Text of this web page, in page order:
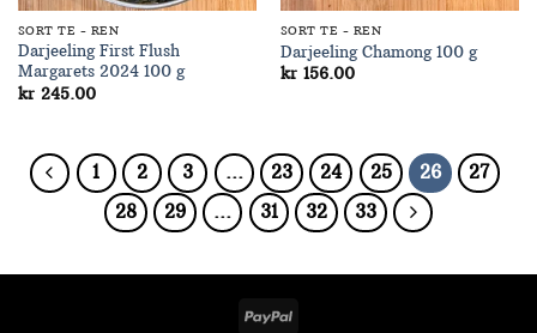
SORT TE - REN
Darjeeling First Flush
Margarets 2024 100 g
kr245.00
SORT TE - REN
Darjeeling Chamong 100 g
kr156.00
1 2 3 … 23 24 25 26
27
28
29 … 31 32 33
PayPal